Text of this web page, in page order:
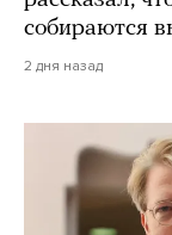
собираются
2 дня назад